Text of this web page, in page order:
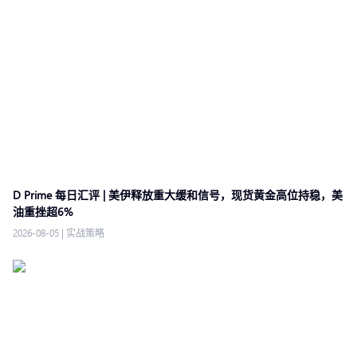
D Prime 每日汇评 | 美伊释放重大缓和信号，现货黄金高位持稳，美
油重挫超6%
2026-08-05 | 实战策略